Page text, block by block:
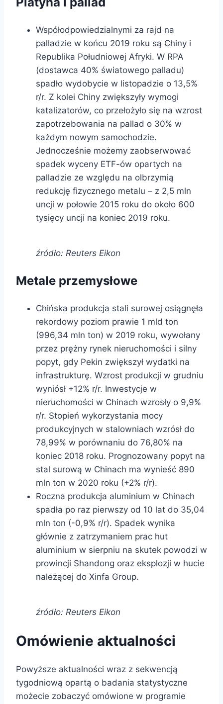
Współodpowiedzialnymi za rajd na
palladzie w końcu 2019 roku są Chiny i
Republika Południowej Afryki. W RPA
(dostawca 40% światowego palladu)
spadło wydobycie w listopadzie o 13,5%
r/r. Z kolei Chiny zwiększyły wymogi
katalizatorów, co przełożyło się na wzrost
zapotrzebowania na pallad o 30% w
każdym nowym samochodzie.
Jednocześnie możemy zaobserwować
spadek wyceny ETF-ów opartych na
palladzie ze względu na olbrzymią
redukcję fizycznego metalu – z 2,5 mln
uncji w połowie 2015 roku do około 600
tysięcy uncji na koniec 2019 roku.
źródło: Reuters Eikon
Metale przemysłowe
Chińska produkcja stali surowej osiągnęła
rekordowy poziom prawie 1 mld ton
(996,34 mln ton) w 2019 roku, wywołany
przez prężny rynek nieruchomości i silny
popyt, gdy Pekin zwiększył wydatki na
infrastrukturę. Wzrost produkcji w grudniu
wyniósł +12% r/r. Inwestycje w
nieruchomości w Chinach wzrosły o 9,9%
r/r. Stopień wykorzystania mocy
produkcyjnych w stalowniach wzrósł do
78,99% w porównaniu do 76,80% na
koniec 2018 roku. Prognozowany popyt na
stal surową w Chinach ma wynieść 890
mln ton w 2020 roku (+2% r/r).
Roczna produkcja aluminium w Chinach
spadła po raz pierwszy od 10 lat do 35,04
mln ton (-0,9% r/r). Spadek wynika
głównie z zatrzymaniem prac hut
aluminium w sierpniu na skutek powodzi w
prowincji Shandong oraz eksplozji w hucie
należącej do Xinfa Group.
źródło: Reuters Eikon
Omówienie aktualności
Powyższe aktualności wraz z sekwencją
tygodniową opartą o badania statystyczne
możecie zobaczyć omówione w programie